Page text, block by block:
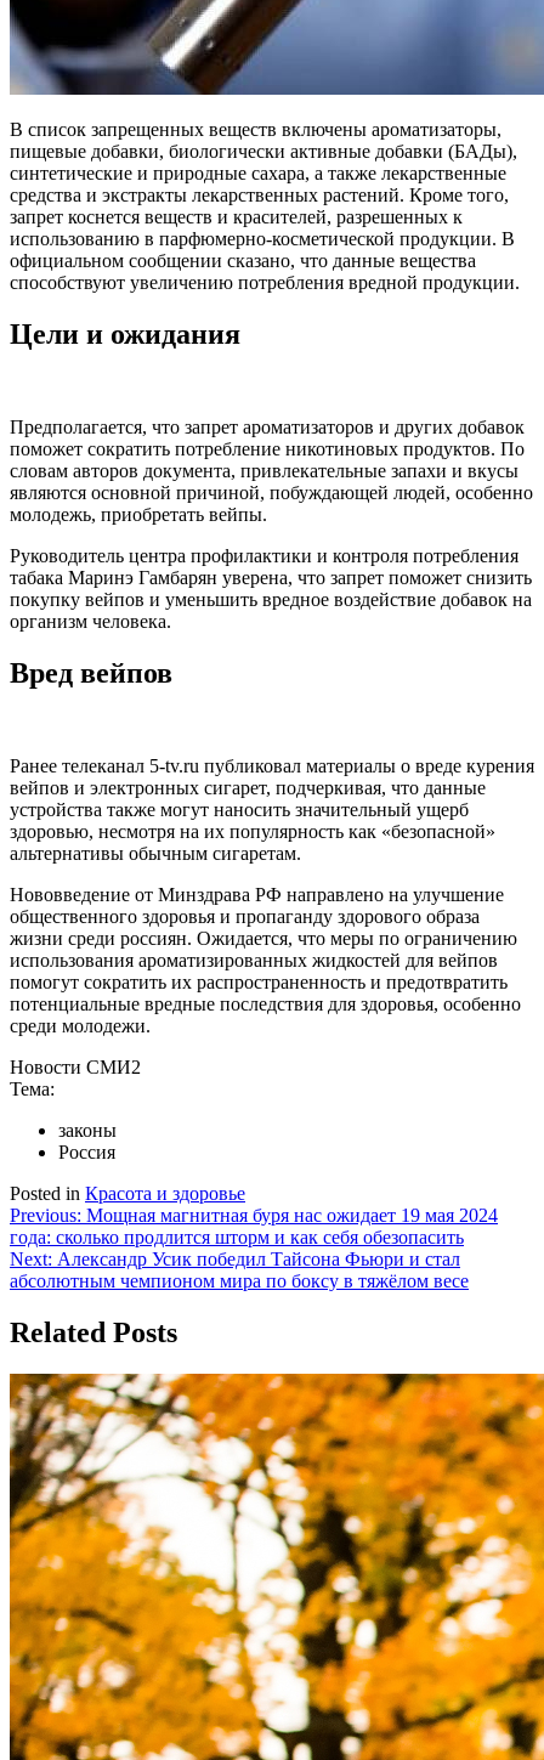
В список запрещенных веществ включены ароматизаторы,
пищевые добавки, биологически активные добавки (БАДы),
синтетические и природные сахара, а также лекарственные
средства и экстракты лекарственных растений. Кроме того,
запрет коснется веществ и красителей, разрешенных к
использованию в парфюмерно-косметической продукции. В
официальном сообщении сказано, что данные вещества
способствуют увеличению потребления вредной продукции.
Цели и ожидания
Предполагается, что запрет ароматизаторов и других добавок
поможет сократить потребление никотиновых продуктов. По
словам авторов документа, привлекательные запахи и вкусы
являются основной причиной, побуждающей людей, особенно
молодежь, приобретать вейпы.
Руководитель центра профилактики и контроля потребления
табака Маринэ Гамбарян уверена, что запрет поможет снизить
покупку вейпов и уменьшить вредное воздействие добавок на
организм человека.
Вред вейпов
Ранее телеканал 5-tv.ru публиковал материалы о вреде курения
вейпов и электронных сигарет, подчеркивая, что данные
устройства также могут наносить значительный ущерб
здоровью, несмотря на их популярность как «безопасной»
альтернативы обычным сигаретам.
Нововведение от Минздрава РФ направлено на улучшение
общественного здоровья и пропаганду здорового образа
жизни среди россиян. Ожидается, что меры по ограничению
использования ароматизированных жидкостей для вейпов
помогут сократить их распространенность и предотвратить
потенциальные вредные последствия для здоровья, особенно
среди молодежи.
Новости СМИ2
Тема:
законы
Россия
Posted in Красота и здоровье
Навигация
по
записям
Previous: Мощная магнитная буря нас ожидает 19 мая 2024
года: сколько продлится шторм и как себя обезопасить
Next: Александр Усик победил Тайсона Фьюри и стал
абсолютным чемпионом мира по боксу в тяжёлом весе
Related Posts